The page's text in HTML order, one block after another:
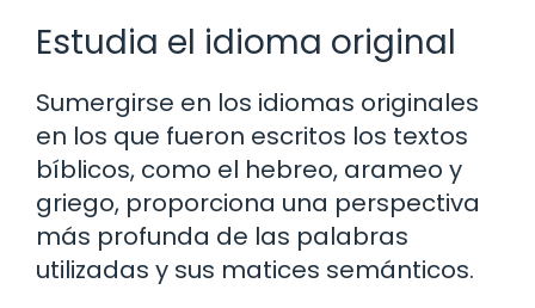
Estudia el idioma original
Sumergirse en los idiomas originales
en los que fueron escritos los textos
bíblicos, como el hebreo, arameo y
griego, proporciona una perspectiva
más profunda de las palabras
utilizadas y sus matices semánticos.